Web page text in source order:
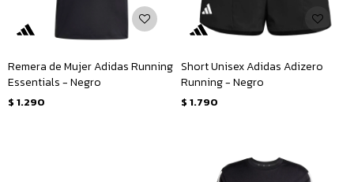
Remera de Mujer Adidas Running
Essentials - Negro
$ 1.290
Short Unisex Adidas Adizero
Running - Negro
$ 1.790